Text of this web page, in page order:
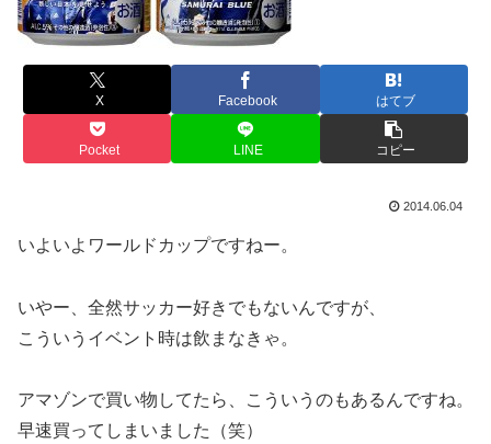
X Facebook はてブ
Pocket LINE コピー
2014.06.04
いよいよワールドカップですねー。
いやー、全然サッカー好きでもないんですが、
こういうイベント時は飲まなきゃ。
アマゾンで買い物してたら、こういうのもあるんですね。
早速買ってしまいました（笑）